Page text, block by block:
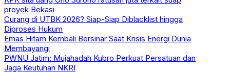
proyek Bekasi
Curang di UTBK 2026? Siap-Siap Diblacklist hingga
Diproses Hukum
Emas Hitam Kembali Bersinar Saat Krisis Energi Dunia
Membayangi
PWNU Jatim: Mujahadah Kubro Perkuat Persatuan dan
Jaga Keutuhan NKRI